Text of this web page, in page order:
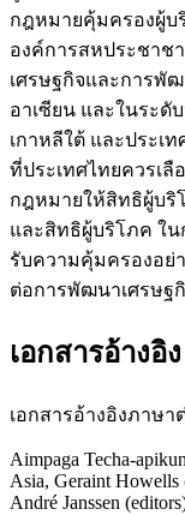
กฎหมายคุ้มครองผู้บ
องค์การสหประชาช
เศรษฐกิจและการพั
อาเซียน และในระดั
เกาหลีใต้ และประเ
ที่ประเทศไทยควรเ
กฎหมายให้สิทธิผู้บริ
และสิทธิผู้บริโภค ใ
รับความคุ้มครองอย่
ต่อการพัฒนาเศรษฐ
เอกสารอ้างอิง
เอกสารอ้างอิงภาษา
Aimpaga Techa-
Asia, Geraint
André Janssen